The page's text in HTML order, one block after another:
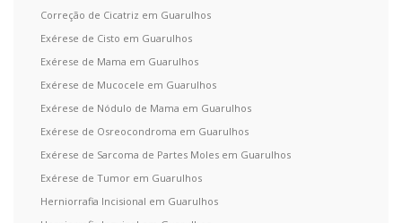
Correção de Cicatriz em Guarulhos
Exérese de Cisto em Guarulhos
Exérese de Mama em Guarulhos
Exérese de Mucocele em Guarulhos
Exérese de Nódulo de Mama em Guarulhos
Exérese de Osreocondroma em Guarulhos
Exérese de Sarcoma de Partes Moles em Guarulhos
Exérese de Tumor em Guarulhos
Herniorrafia Incisional em Guarulhos